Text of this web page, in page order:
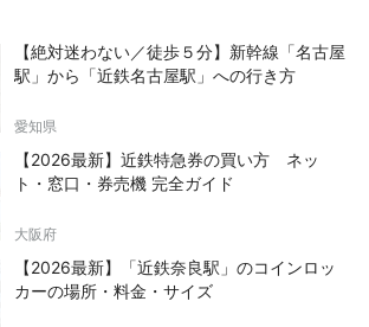
【絶対迷わない／徒歩５分】新幹線「名古屋
駅」から「近鉄名古屋駅」への行き方
愛知県
【2026最新】近鉄特急券の買い方 ネッ
ト・窓口・券売機 完全ガイド
大阪府
【2026最新】「近鉄奈良駅」のコインロッ
カーの場所・料金・サイズ